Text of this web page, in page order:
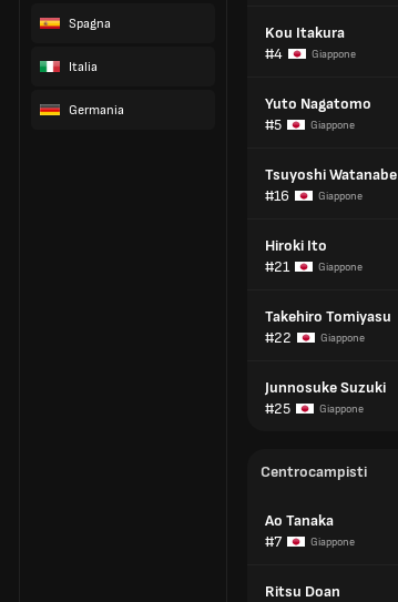
Spagna
Italia
Germania
Kou Itakura
#4
Giappone
Yuto Nagatomo
#5
Giappone
Tsuyoshi Watanabe
#16
Giappone
Hiroki Ito
#21
Giappone
Takehiro Tomiyasu
#22
Giappone
Junnosuke Suzuki
#25
Giappone
Centrocampisti
Ao Tanaka
#7
Giappone
Ritsu Doan